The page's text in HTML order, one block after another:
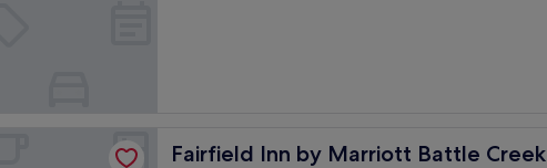
Fairfield Inn by Marriott Battle Creek
Fairfield Inn by Marriott Battle Creek